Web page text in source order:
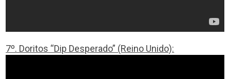
7º. Doritos “Dip Desperado” (Reino Unido):